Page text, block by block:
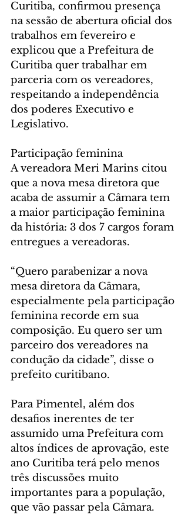
Curitiba, confirmou presença
na sessão de abertura oficial dos
trabalhos em fevereiro e
explicou que a Prefeitura de
Curitiba quer trabalhar em
parceria com os vereadores,
respeitando a independência
dos poderes Executivo e
Legislativo.
Participação feminina
A vereadora Meri Marins citou
que a nova mesa diretora que
acaba de assumir a Câmara tem
a maior participação feminina
da história: 3 dos 7 cargos foram
entregues a vereadoras.
“Quero parabenizar a nova
mesa diretora da Câmara,
especialmente pela participação
feminina recorde em sua
composição. Eu quero ser um
parceiro dos vereadores na
condução da cidade”, disse o
prefeito curitibano.
Para Pimentel, além dos
desafios inerentes de ter
assumido uma Prefeitura com
altos índices de aprovação, este
ano Curitiba terá pelo menos
três discussões muito
importantes para a população,
que vão passar pela Câmara.